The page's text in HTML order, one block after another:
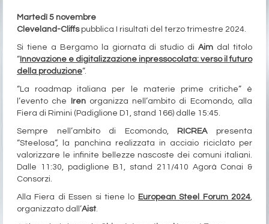
Martedì 5 novembre
Cleveland-Cliffspubblica I risultati del terzo trimestre 2024.
Si tiene a Bergamo la giornata di studio diAim dal titolo
“ Innovazione e digitalizzazione inpressocolata: verso il futuro
della produzione”.
“La roadmap italiana per le materie prime critiche” è
l’evento che
Iren organizza nell’ambito di Ecomondo, alla
Fiera di Rimini (Padiglione D1, stand 166) dalle 15:45.
Sempre nell’ambito di Ecomondo, RICREA presenta
“Steelosa”, la panchina realizzata in acciaio riciclato per
valorizzare le infinite bellezze nascoste dei comuni italiani.
Dalle 11:30, padiglione B1, stand 211/410 Agorà Conai &
Consorzi.
Alla Fiera di Essen si tiene lo European Steel Forum 2024,
organizzato dall’Aist.